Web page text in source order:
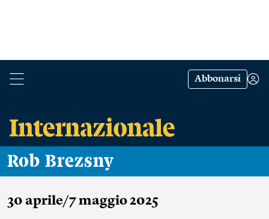
Abbonarsi
Rob Brezsny
30 aprile/7 maggio 2025